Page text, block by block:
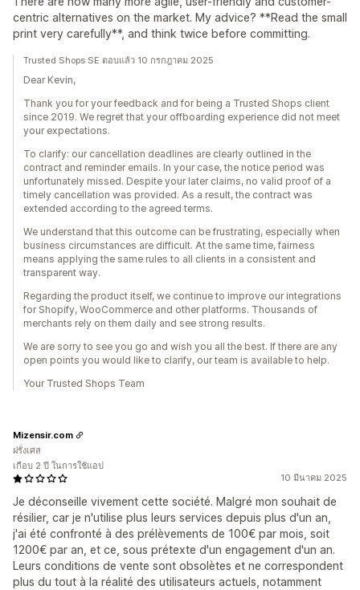
centric alternatives on the market. My advice? **Read the small
print very carefully**, and think twice before committing.
Trusted Shops SE ตอบแล้ว 10 กรกฎาคม 2025
Dear Kevin,
Thank you for your feedback and for being a Trusted Shops client
since 2019. We regret that your offboarding experience did not meet
your expectations.
To clarify: our cancellation deadlines are clearly outlined in the
contract and reminder emails. In your case, the notice period was
unfortunately missed. Despite your later claims, no valid proof of a
timely cancellation was provided. As a result, the contract was
extended according to the agreed terms.
We understand that this outcome can be frustrating, especially when
business circumstances are difficult. At the same time, fairness
means applying the same rules to all clients in a consistent and
transparent way.
Regarding the product itself, we continue to improve our integrations
for Shopify, WooCommerce and other platforms. Thousands of
merchants rely on them daily and see strong results.
We are sorry to see you go and wish you all the best. If there are any
open points you would like to clarify, our team is available to help.
Your Trusted Shops Team
10 มีนาคม 2025
Je déconseille vivement cette société. Malgré mon souhait de
résilier, car je n'utilise plus leurs services depuis plus d'un an,
j'ai été confronté à des prélèvements de 100€ par mois, soit
1200€ par an, et ce, sous prétexte d'un engagement d'un an.
Leurs conditions de vente sont obsolètes et ne correspondent
plus du tout à la réalité des utilisateurs actuels, notamment
Mizensir.com
ฝรั่งเศส
เกือบ 2 ปี ในการใช้แอป